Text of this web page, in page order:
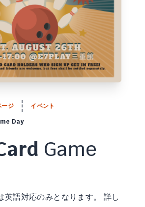
ージ
イベント
Day
Game
英語対応のみとなります。 詳し